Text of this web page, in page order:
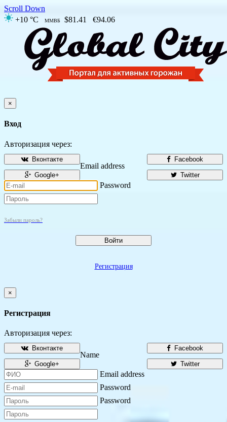
Scroll Down
+10 °C
ММВБ $81.41 €94.06
×
Вход
Авторизация через:
Facebook
Вконтакте
Twitter
Google+
Email address
Password
Забыли пароль?
Войти
Регистрация
×
Регистрация
Авторизация через:
Facebook
Вконтакте
Twitter
Google+
Name
Email address
Password
Password